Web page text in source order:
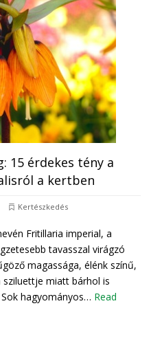
15 érdekes tény a
a kertben
Kertészkedés
Fritillaria imperial, a
tavasszal virágzó
magassága, élénk színű,
sziluettje miatt bárhol is
hagyományos… Read